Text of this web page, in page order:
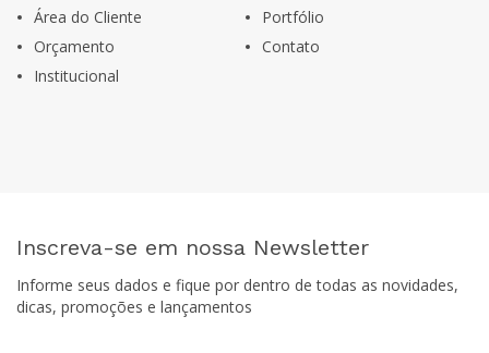
Área do Cliente
Portfólio
Orçamento
Contato
Institucional
Inscreva-se em nossa Newsletter
Informe seus dados e fique por dentro de todas as novidades,
dicas, promoções e lançamentos